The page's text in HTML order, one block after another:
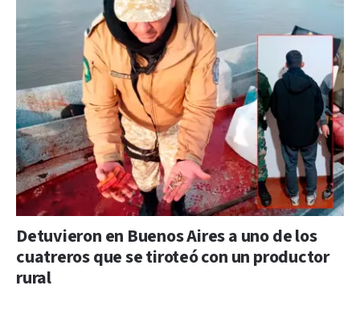
Detuvieron en Buenos Aires a uno de los
cuatreros que se tiroteó con un productor
rural